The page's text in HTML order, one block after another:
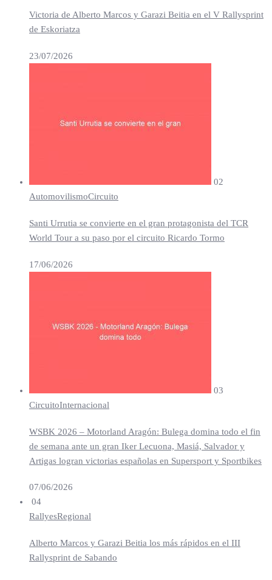
Victoria de Alberto Marcos y Garazi Beitia en el V Rallysprint
de Eskoriatza
23/07/2026
02
AutomovilismoCircuito
Santi Urrutia se convierte en el gran protagonista del TCR
World Tour a su paso por el circuito Ricardo Tormo
17/06/2026
03
CircuitoInternacional
WSBK 2026 – Motorland Aragón: Bulega domina todo el fin
de semana ante un gran Iker Lecuona, Masiá, Salvador y
Artigas logran victorias españolas en Supersport y Sportbikes
07/06/2026
04
RallyesRegional
Alberto Marcos y Garazi Beitia los más rápidos en el III
Rallysprint de Sabando